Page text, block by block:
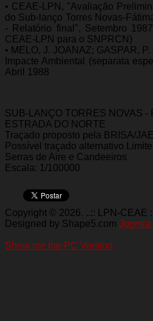
• CEAE-LPN, "Avaliação
do Sub-lanço Torres Novas-
- Relatório final", Setembro
CEAE-LPN para o SNPRCN)
• MELO, J. JOANAZ; GASPAR,
Impacte Ambiental (separata
Abril 1988
SUB-LANÇO TORRES NOVAS -
ESTRADA DO NORTE
Traçado proposto pela BRISA/JAE
Possível traçado alternativo
Serras de Aire e Candeeiros
Escala: 1/100000
Copyright © 2026. ..:: LPN-CEAE
Designed by Shape5.com Joomla
Show me the PC Version